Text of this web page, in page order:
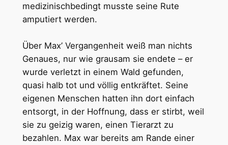
medizinischbedingt musste seine Rute
amputiert werden.
Über Max’ Vergangenheit weiß man nichts
Genaues, nur wie grausam sie endete – er
wurde verletzt in einem Wald gefunden,
quasi halb tot und völlig entkräftet. Seine
eigenen Menschen hatten ihn dort einfach
entsorgt, in der Hoffnung, dass er stirbt, weil
sie zu geizig waren, einen Tierarzt zu
bezahlen. Max war bereits am Rande einer